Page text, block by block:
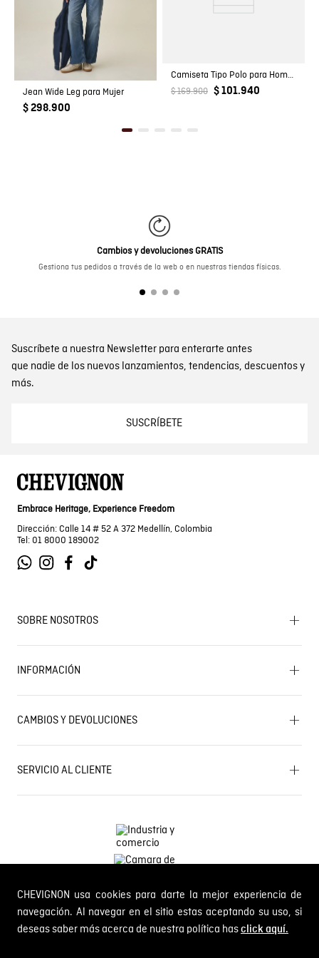
CHEVIGNON usa cookies para darte la mejor experiencia de
navegación. Al navegar en el sitio estas aceptando su uso, si
deseas saber más acerca de nuestra política hasclick aquí.
Jean Wide Leg para Mujer
$ 298.900
Camiseta Tipo Polo para Hombre
$ 169.900 $ 101.940
Cambios y devoluciones GRATIS
Gestiona tus pedidos a través de la web o en nuestras tiendas físicas.
Suscríbete a nuestra Newsletter para enterarte antes
que nadie de los nuevos lanzamientos, tendencias, descuentos y
más.
SUSCRÍBETE
Embrace Heritage, Experience Freedom
Dirección: Calle 14 # 52 A 372 Medellín, Colombia
Tel: 01 8000 189002
SOBRE NOSOTROS
Encuentra tu tienda
Historia de la marca
Mapa del sitio
Próximos eventos
INFORMACIÓN
Términos y condiciones
Términos y condiciones de promociones
Política de Cookies
Política de Cambios y Devoluciones
CAMBIOS Y DEVOLUCIONES
Gestiona tu cambio o devolución
PQR y Otras solicitudes
Estado de mi PQR
SERVICIO AL CLIENTE
Comodin S.A.S. NIT: 800.069.933-6